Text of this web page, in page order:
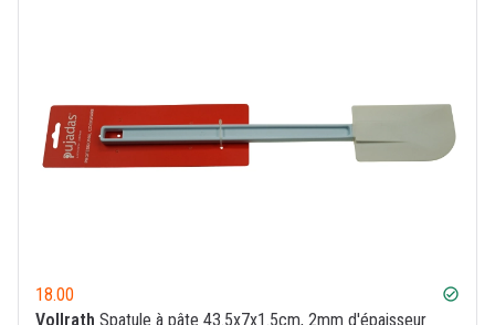
18.00 check_circle
Vollrath Spatule à pâte 43.5x7x1.5cm, 2mm d'épaisseur